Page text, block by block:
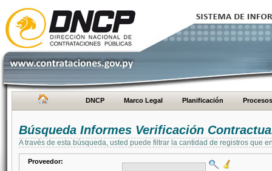
DNCP Marco Legal Planificación Procesos
Búsqueda Informes Verificación
A través de esta búsqueda, usted puede filtrar la cantidad de registros que
Proveedor: